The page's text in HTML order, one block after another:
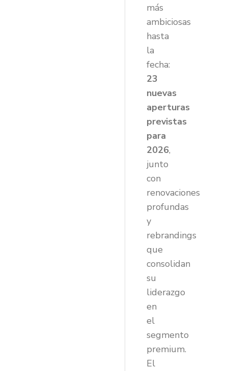
más
ambiciosas
hasta
la
fecha:
23
nuevas
aperturas
previstas
para
2026,
junto
con
renovaciones
profundas
y
rebrandings
que
consolidan
su
liderazgo
en
el
segmento
premium.
El